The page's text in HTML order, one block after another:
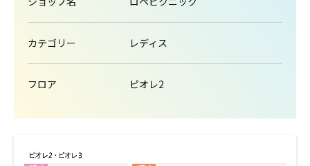
カテゴリー レディス
フロア ピオレ2